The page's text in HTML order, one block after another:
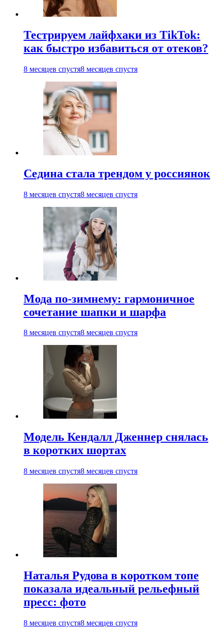
Тестрируем лайфхаки из TikTok:
как быстро избавиться от отеков?
8 месяцев спустя8 месяцев спустя
Седина стала трендом у россиянок
8 месяцев спустя8 месяцев спустя
Мода по-зимнему: гармоничное
сочетание шапки и шарфа
8 месяцев спустя8 месяцев спустя
Модель Кендалл Дженнер снялась
в коротких шортах
8 месяцев спустя8 месяцев спустя
Наталья Рудова в коротком топе
показала идеальный рельефный
пресс: фото
8 месяцев спустя8 месяцев спустя